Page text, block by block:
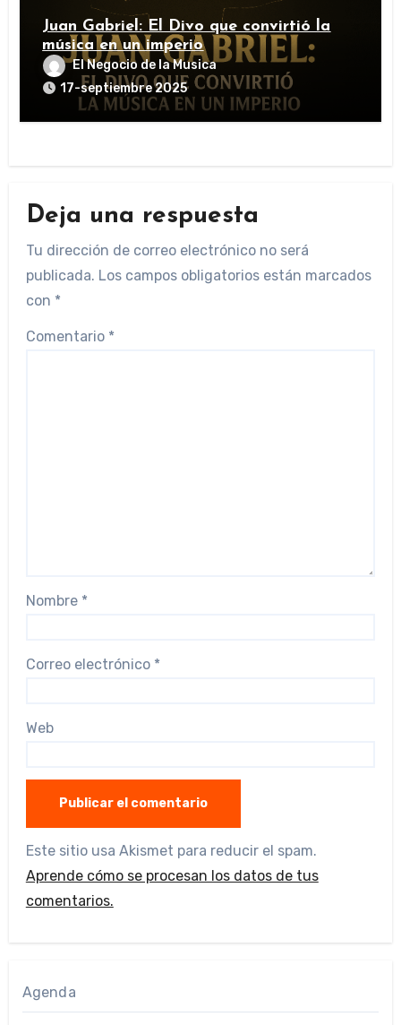
Juan Gabriel: El Divo que convirtió la
música en un imperio
El Negocio de la Musica
17-septiembre 2025
Deja una respuesta
Tu dirección de correo electrónico no será
publicada. Los campos obligatorios están marcados
con *
Comentario *
Nombre *
Correo electrónico *
Web
Este sitio usa Akismet para reducir el spam.
Aprende cómo se procesan los datos de tus
comentarios.
Agenda